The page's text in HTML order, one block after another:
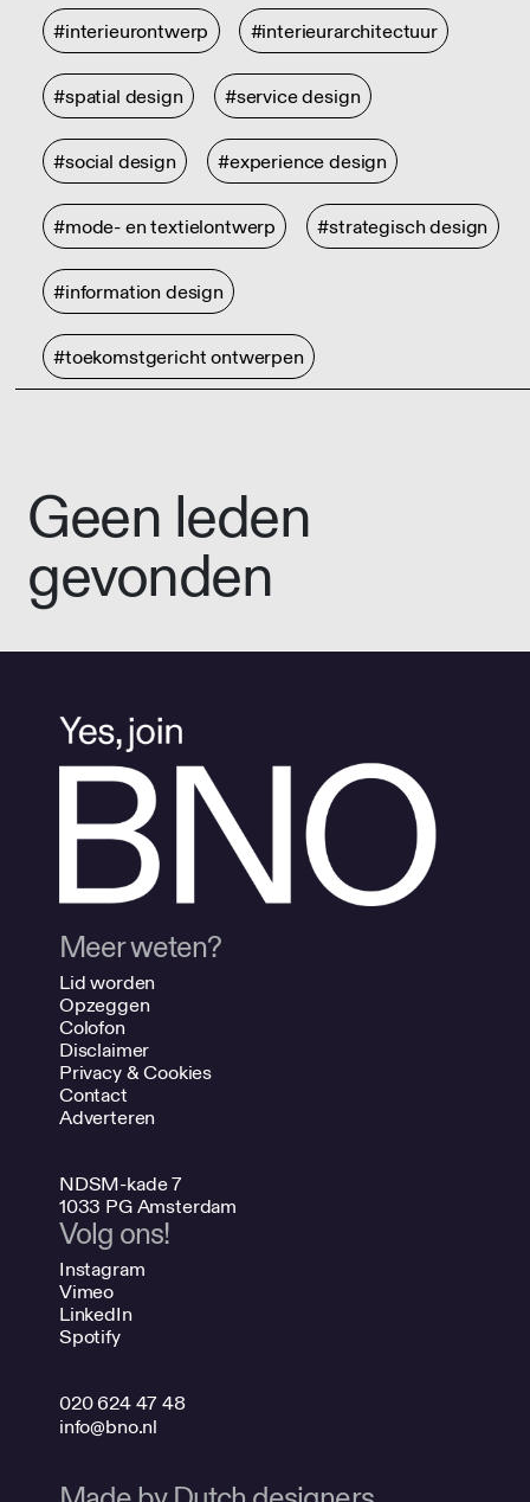
#interieurontwerp #interieurarchitectuur
#spatial design #service design
#social design #experience design
#mode- en textielontwerp #strategisch design
#information design
#toekomstgericht ontwerpen
Geen leden
gevonden
Meer weten?
Lid worden
Opzeggen
Colofon
Disclaimer
Privacy & Cookies
Contact
Adverteren
NDSM-kade 7
1033 PG Amsterdam
Volg ons!
Instagram
Vimeo
LinkedIn
Spotify
020 624 47 48
info@bno.nl